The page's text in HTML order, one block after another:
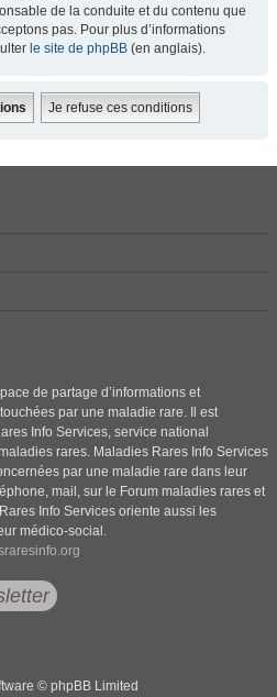
de la conduite et du contenu que
pas. Pour plus d’informations
le site de phpBB (en anglais).
de partage d’informations et
par une maladie rare. Il est
Info Services, service national
rares. Maladies Rares Info Services
par une maladie rare dans leur
mail, sur le Forum maladies rares et
Info Services oriente aussi les
médico-social.
© phpBB Limited